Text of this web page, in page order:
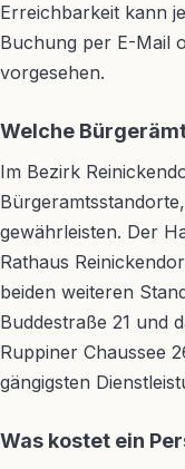
Erreichbarkeit kann
Buchung per E-Mail
vorgesehen.
Welche
Im Bezirk
gewährleisten. Der
Rathaus
beiden weiteren
Buddestraße 21 und
Ruppiner Chaussee
gängigsten
Was kostet ein